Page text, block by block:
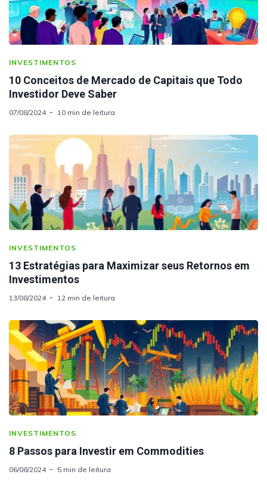
INVESTIMENTOS
10 Conceitos de Mercado de Capitais que Todo
Investidor Deve Saber
07/08/2024 10 min de leitura
INVESTIMENTOS
13 Estratégias para Maximizar seus Retornos em
Investimentos
13/08/2024 12 min de leitura
INVESTIMENTOS
8 Passos para Investir em Commodities
06/08/2024 5 min de leitura